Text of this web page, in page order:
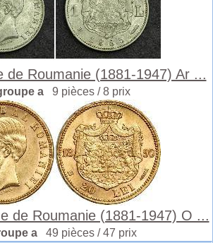
de Roumanie (1881-1947) Ar ...
a 9 pièces / 8 prix
de Roumanie (1881-1947) O ...
a 49 pièces / 47 prix